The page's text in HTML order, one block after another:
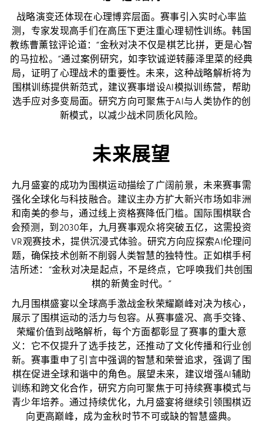
战略演变还体现在心理博弈层面。赛事引入实时心率监
测，专家发现高手们在高压下更注重心理韧性训练。韩国
教练曹薰铉评论道：“金秋对决不仅是棋艺比拼，更是心智
的马拉松。”通过案例研究，如李钦诚逆转藤泽里菜的经典
局，证明了心理战术的重要性。未来，这种战略解析将为
围棋训练提供新范式，建议赛事增设AI模拟训练营，帮助
选手应对多变局面。研究方向可聚焦于AI与人类协作的创
新模式，以减少战术同质化风险。
未来展望
九月盛宴的成功为围棋运动描绘了广阔前景，未来赛事需
强化全球化与科技融合。建议主办方扩大新兴市场如非洲
和南美的参与，通过线上资格赛降低门槛。国际围棋联合
会预测，到2030年，九月赛事观众将突破五亿，这需投资
VR观赛技术，提供沉浸式体验。研究方向应探索AI伦理问
题，确保技术创新不削弱人类智慧的独特性。正如棋手柯
洁所述：“金秋对决是起点，不是终点，它呼唤我们共创围
棋的新黄金时代。”
九月围棋盛宴以全球高手激战金秋荣耀巅峰对决为核心，
展示了围棋运动的活力与包容。从赛事盛况、高手交锋、
荣耀价值到战略解析，每个方面都彰显了赛事的重大意
义：它不仅提升了选手技艺，还推动了文化传播和行业创
新。赛事重申了引言中强调的智慧和荣誉追求，强调了围
棋在促进全球和谐中的角色。展望未来，建议增强AI辅助
训练和跨文化合作，研究方向可聚焦于可持续赛事模式与
青少年培养。通过持续优化，九月盛宴将继续引领围棋迈
向更高巅峰，成为金秋时节不可或缺的智慧盛典。